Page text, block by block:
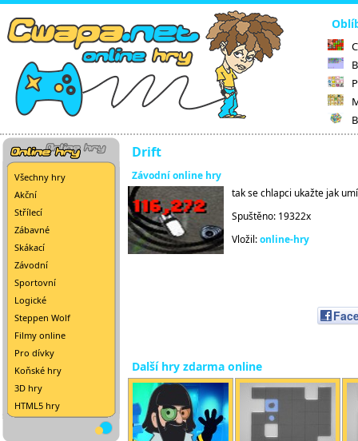
Všechny hry
Akční
Střílecí
Zábavné
Skákací
Závodní
Sportovní
Logické
Steppen Wolf
Filmy online
Pro dívky
Koňské hry
3D hry
HTML5 hry
Drift
Závodní online hry
tak se chlapci ukažte jak
Spuštěno: 19322x
Vložil:online-hry
Další hry zdarma online